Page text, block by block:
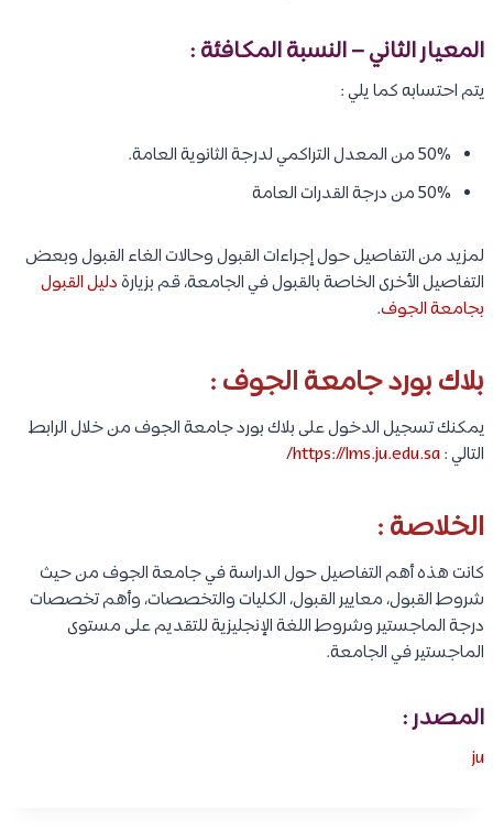
المعيار الثاني – النسبة المكافئة :
يتم احتسابه كما يلي :
50% من المعدل التراكمي لدرجة الثانوية العامة.
50% من درجة القدرات العامة
لمزيد من التفاصيل حول إجراءات القبول وحالات الغاء القبول وبعض
التفاصيل الأخرى الخاصة بالقبول في الجامعة، قم بزيارةدليل القبول
بجامعة الجوف.
بلاك بورد جامعة الجوف :
يمكنك تسجيل الدخول على بلاك بورد جامعة الجوف من خلال الرابط
التالي :https://lms.ju.edu.sa/
الخلاصة :
كانت هذه أهم التفاصيل حول الدراسة في جامعة الجوف من حيث
شروط القبول، معايير القبول، الكليات والتخصصات، وأهم تخصصات
درجة الماجستير وشروط اللغة الإنجليزية للتقديم على مستوى
الماجستير في الجامعة.
المصدر :
ju